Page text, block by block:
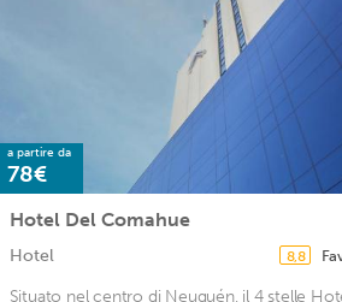
a partire da
78€
Hotel Del Comahue
Hotel 8,8
Situato nel centro di Neuquén, il 4 stelle